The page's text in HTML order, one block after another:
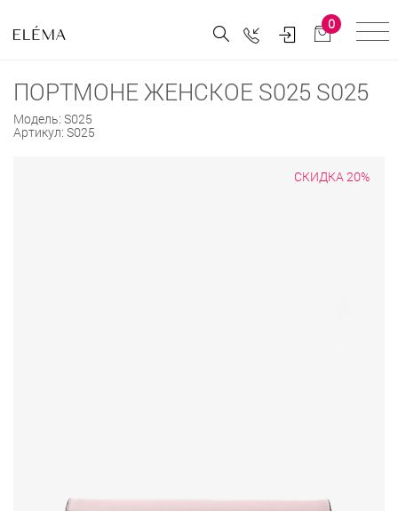
0
ПОРТМОНЕ ЖЕНСКОЕ S025 S025
Модель: S025
Артикул: S025
СКИДКА 20%